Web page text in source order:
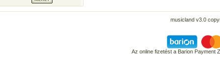
musicland v3.0
Az online fizetést a Barion Payment